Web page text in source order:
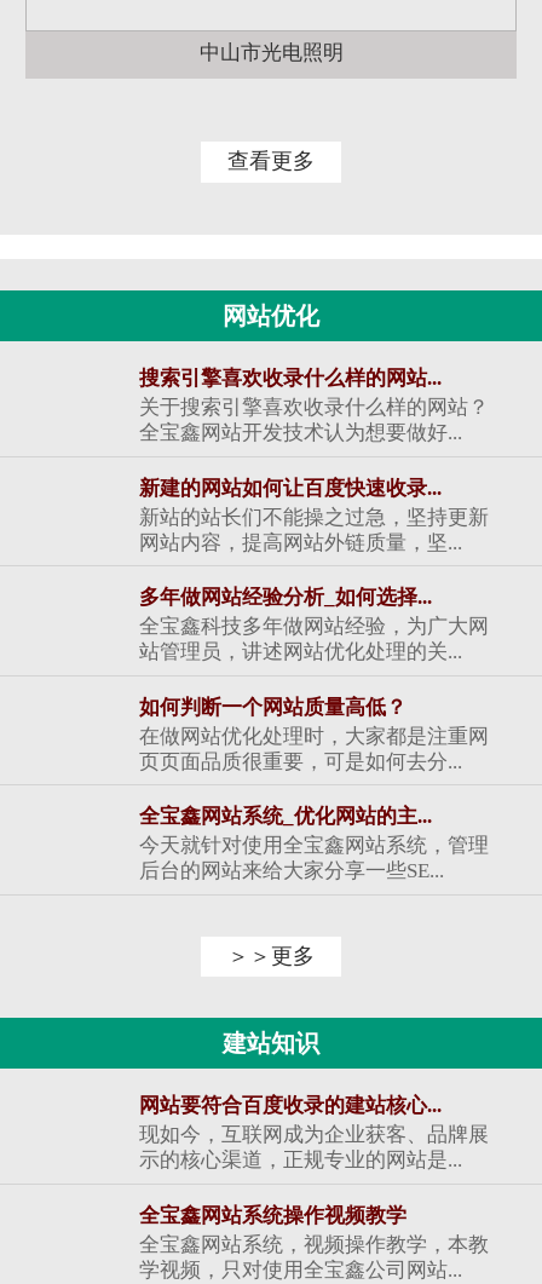
中山市光电照明
查看更多
网站优化
搜索引擎喜欢收录什么样的网站...
关于搜索引擎喜欢收录什么样的网站？
全宝鑫网站开发技术认为想要做好...
新建的网站如何让百度快速收录...
新站的站长们不能操之过急，坚持更新
网站内容，提高网站外链质量，坚...
多年做网站经验分析_如何选择...
全宝鑫科技多年做网站经验，为广大网
站管理员，讲述网站优化处理的关...
如何判断一个网站质量高低？
在做网站优化处理时，大家都是注重网
页页面品质很重要，可是如何去分...
全宝鑫网站系统_优化网站的主...
今天就针对使用全宝鑫网站系统，管理
后台的网站来给大家分享一些SE...
＞＞更多
建站知识
网站要符合百度收录的建站核心...
现如今，互联网成为企业获客、品牌展
示的核心渠道，正规专业的网站是...
全宝鑫网站系统操作视频教学
全宝鑫网站系统，视频操作教学，本教
学视频，只对使用全宝鑫公司网站...